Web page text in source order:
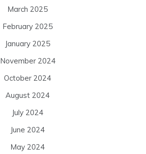
March 2025
February 2025
January 2025
November 2024
October 2024
August 2024
July 2024
June 2024
May 2024